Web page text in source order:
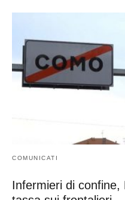
COMUNICATI
Infermieri di confine,